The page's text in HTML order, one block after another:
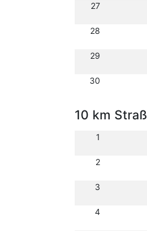
27
28
29
30
10 km
1
2
3
4